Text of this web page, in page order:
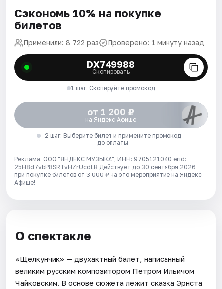
Сэкономь 10% на покупке
билетов
Применили: 8 722 раз Проверено: 1 минуту назад
DX749988
Скопировать
1 шаг. Скопируйте промокод
от 1 200 ₽
на Яндекс Афише
2 шаг. Выберите билет и примените промокод
до оплаты
Реклама. ООО "ЯНДЕКС МУЗЫКА", ИНН: 9705121040 erid:
25H8d7vbP8SRTvHZrUcdLB Действует до 30 сентября 2026
при покупке билетов от 3 000 ₽ на это мероприятие на Яндекс
Афише!
О спектакле
«Щелкунчик» — двухактный балет, написанный
великим русским композитором Петром Ильичом
Чайковским. В основе сюжета лежит сказка Эрнста